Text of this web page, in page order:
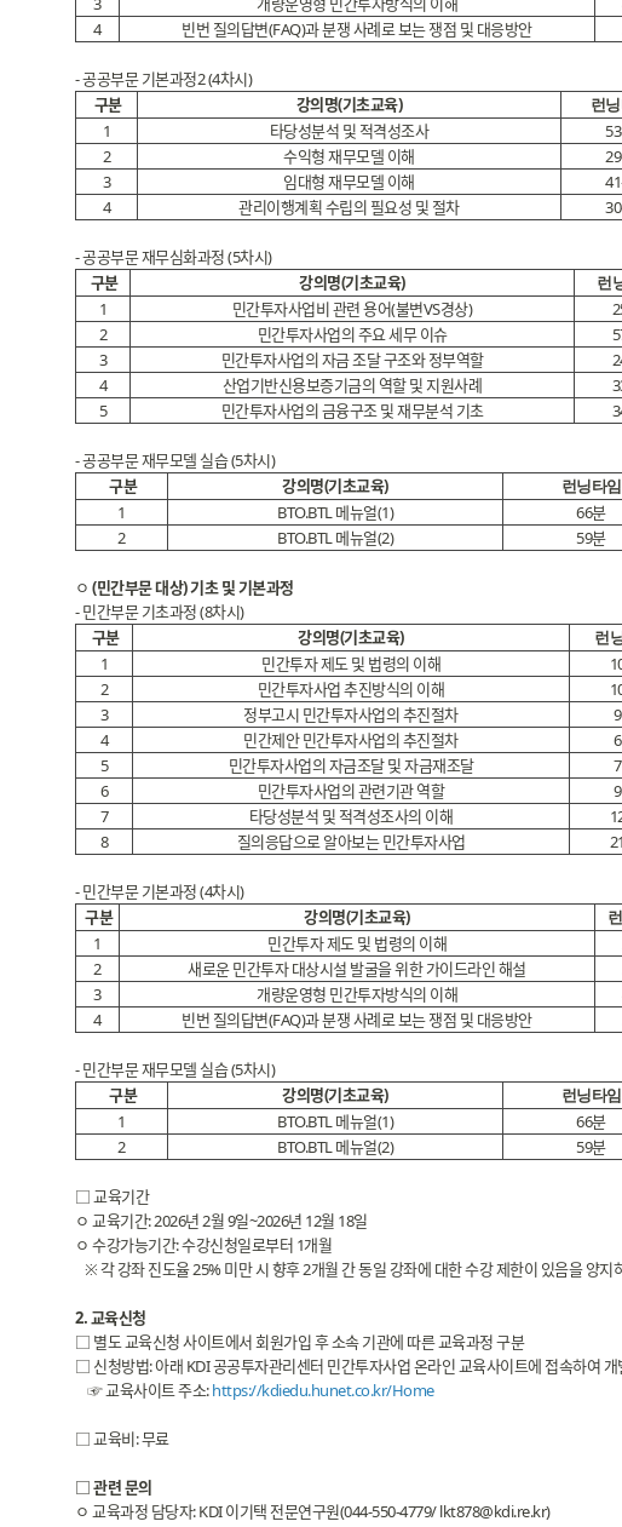
4
빈번 질의답변(FAQ)과 분쟁 사례로 보는 쟁점 및 대응방안
- 공공부문 기본과정2 (4차시)
구분
강의명(기초교육) 런
1 타당성분석 및 적격성조사
2
수익형 재무모델 이해
3
임대형 재무모델 이해
4
관리이행계획 수립의 필요성 및 절차
- 공공부문 재무심화과정 (5차시)
구분
강의명(기초교육) 런
1 민간투자사업비 관련 용어(불변VS경상)
2
민간투자사업의 주요 세무 이슈
3
민간투자사업의 자금 조달 구조와 정부역할
4
산업기반신용보증기금의 역할 및 지원사례
5
민간투자사업의 금융구조 및 재무분석 기초
- 공공부문 재무모델 실습 (5차시)
구분
강의명(기초교육) 런닝타임
1 BTO.BTL 메뉴얼(1)
66분
2
BTO.BTL 메뉴얼(2) 59분
ㅇ (민간부문 대상) 기초 및 기본과정
- 민간부문 기초과정 (8차시)
구분
강의명(기초교육) 런
1 민간투자 제도 및 법령의 이해
2
민간투자사업 추진방식의 이해
3
정부고시 민간투자사업의 추진절차
4
민간제안 민간투자사업의 추진절차
5
민간투자사업의 자금조달 및 자금재조달
6
민간투자사업의 관련기관 역할
7
타당성분석 및 적격성조사의 이해
8
질의응답으로 알아보는 민간투자사업
- 민간부문 기본과정 (4차시)
구분
강의명(기초교육)
1 민간투자 제도 및 법령의 이해
2
새로운 민간투자 대상시설 발굴을 위한 가이드라인 해설
3
개량운영형 민간투자방식의 이해
4
빈번 질의답변(FAQ)과 분쟁 사례로 보는 쟁점 및 대응방안
- 민간부문 재무모델 실습 (5차시)
구분
강의명(기초교육) 런닝타임
1 BTO.BTL 메뉴얼(1)
66분
2
BTO.BTL 메뉴얼(2) 59분
□ 교육기간
ㅇ 교육기간: 2026년 2월 9일~2026년 12월 18일
ㅇ 수강가능기간: 수강신청일로부터 1개월
※ 각 강좌 진도율 25% 미만 시 향후 2개월 간 동일 강좌에 대한 수강 제한이 있음을 양지
2. 교육신청
□ 별도 교육신청 사이트에서 회원가입 후 소속 기관에 따른 교육과정 구분
□ 신청방법: 아래 KDI 공공투자관리센터 민간투자사업 온라인 교육사이트에 접속하여 개
☞ 교육사이트 주소:https://kdiedu.hunet.co.kr/Home
□ 교육비: 무료
□ 관련 문의
ㅇ 교육과정 담당자: KDI 이기택 전문연구원(044-550-4779/ lkt878@kdi.re.kr)